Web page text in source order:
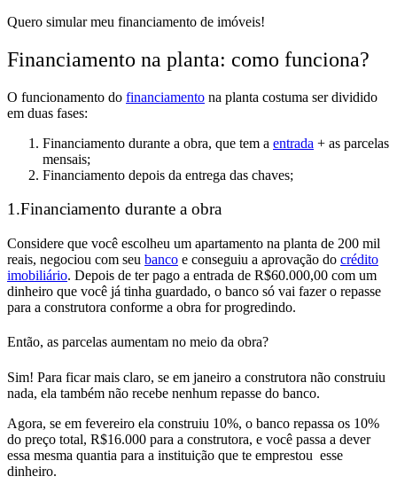
Quero simular meu financiamento de imóveis!
Financiamento na planta: como funciona?
O funcionamento do financiamento na planta costuma ser dividido
em duas fases:
Financiamento durante a obra, que tem a entrada + as parcelas
mensais;
Financiamento depois da entrega das chaves;
1.Financiamento durante a obra
Considere que você escolheu um apartamento na planta de 200 mil
reais, negociou com seu banco e conseguiu a aprovação do crédito
imobiliário. Depois de ter pago a entrada de R$60.000,00 com um
dinheiro que você já tinha guardado, o banco só vai fazer o repasse
para a construtora conforme a obra for progredindo.
Então, as parcelas aumentam no meio da obra?
Sim! Para ficar mais claro, se em janeiro a construtora não construiu
nada, ela também não recebe nenhum repasse do banco.
Agora, se em fevereiro ela construiu 10%, o banco repassa os 10%
do preço total, R$16.000 para a construtora, e você passa a dever
essa mesma quantia para a instituição que te emprestou esse
dinheiro.